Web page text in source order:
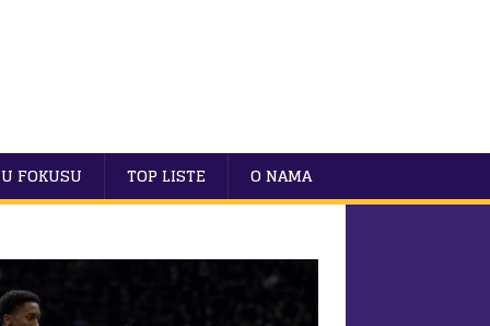
U FOKUSU TOP LISTE O NAMA